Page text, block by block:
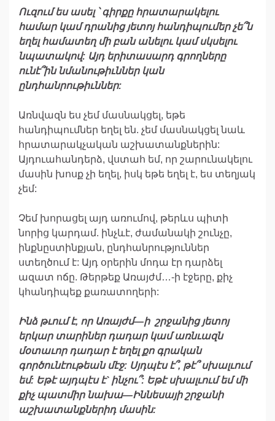
Ուզում ես ասել ՝գիրքը հրատարակելու
համար կամ դրանից յետոյ հանդիպումեր չե՞ն
եղել համատեղ մի բան անելու կամ սկսելու
նպատակով: Այդ երիտասարդ գրողները
ունէ՞ին նմանութիւններ կան
ընդհանրութիւններ:
Առնվազն ես չեմ մասնակցել, եթե
հանդիպումներ եղել են. չեմ մասնակցել նաև
հրատարակչական աշխատանքներին:
Այդուահանդերձ, վստահ եմ, որ շարունակելու
մասին խոսք չի եղել, իսկ եթե եղել է, ես տեղյակ
չեմ:
Չեմ խորացել այդ առումով, թերևս պիտի
նորից կարդամ. ինչևէ, ժամանակի շունչը,
ինքնըստինքյան, ընդհանրություններ
ստեղծում է: Այդ օրերին մոդա էր դարձել
ազատ ոճը. Թերթեք Առայժմ…-ի էջերը, քիչ
կհանդիպեք քառատողերի:
Ինձ թւում է, որ Առայժմ—ի շրջանից յետոյ
երկար տարիներ դադար կամ առնւազն
մօտաւոր դադար է եղել քո գրական
գործունէութեան մէջ: Սյդպէս է՞, թէ՞ սխալւում
եմ: Եթէ այդպէս է` ինչու՞: Եթէ սխալւում եմ մի
քիչ պատմիր նախա—Իննեսայի շրջանի
աշխատանքներիդ մասին: